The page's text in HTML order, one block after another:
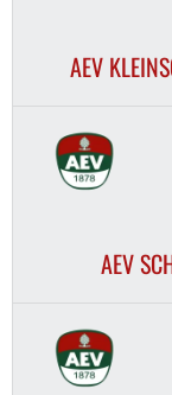
AEV
AEV